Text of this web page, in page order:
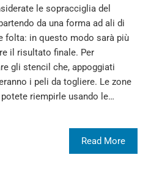
le sopracciglia del
da una forma ad ali di
folta: in questo modo sarà più
il risultato finale. Per
gli stencil che, appoggiati
i peli da togliere. Le zone
riempirle usando le…
Read More